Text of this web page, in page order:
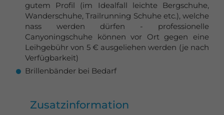
gutem Profil (im Idealfall leichte Bergschuhe,
Wanderschuhe, Trailrunning Schuhe etc.), welche
nass werden dürfen - professionelle
Canyoningschuhe können vor Ort gegen eine
Leihgebühr von 5 € ausgeliehen werden (je nach
Verfügbarkeit)
Brillenbänder bei Bedarf
Zusatzinformation